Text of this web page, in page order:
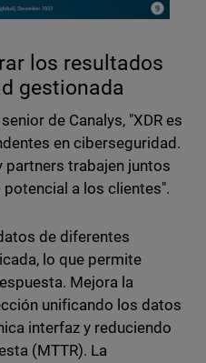
los resultados
gestionada
de Canalys, "XDR es
en ciberseguridad.
partners trabajen juntos
a los clientes".
de diferentes
lo que permite
Mejora la
unificando los datos
interfaz y reduciendo
(MTTR). La